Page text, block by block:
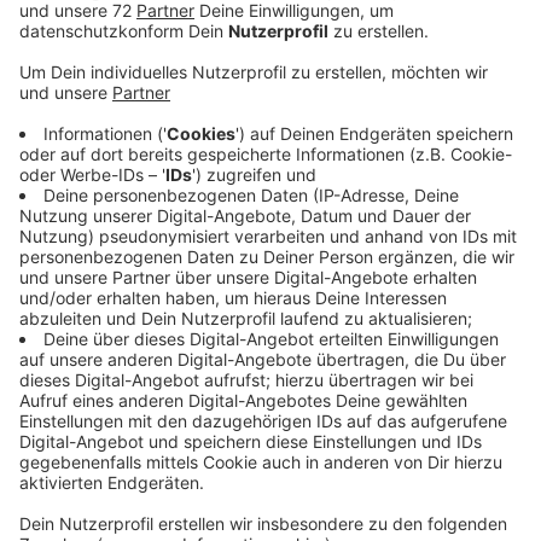
Handwerkskammer für den Kreis Coesfeld wissen. Sie
stellen heute Umfrage-Ergebnisse vor. Fast jeder
vierte Azubi würde danach zum Start seiner Ausbildung
gerne in ein Wohnheimzimmer in der Nähe ziehen. Das
ist zentrales Ergebnis der Umfrage. Doch bezahlbare
Wohnungen sind Mangelware. Fast die Hälfte der
Befragten würde für ein Zimmer bis zu 200 Euro
zahlen, mehr als 400 Euro sind für die meisten aber
nicht drin. Für die meisten Befragten ist der Weg zum
Betrieb weit. Rund ein Drittel nimmt jeden Morgen eine
Fahrtzeit von mindestens einer halben Stunde auf sich.
Jeder zehnte braucht sogar über eine Stunde bis zum
Betrieb. Die Konsequenz der Umfrage: Die IHK und die
Handwerkskammer setzen sich verstärkt für den Bau
von Wohnheimen ein. Hier seien Betriebe, Investoren
und Städte und Gemeinden gefragt.